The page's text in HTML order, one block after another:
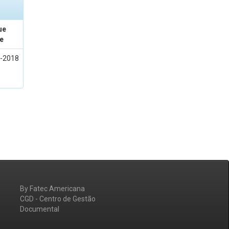
2018
By Fatec Americana
CGD - Centro de Gestão
Documental